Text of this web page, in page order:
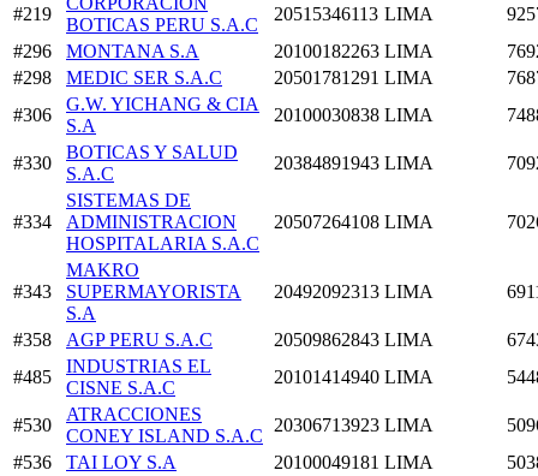
#219
BOTICAS PERU S.A.C
20515346113 LIMA
#296
MONTANA S.A 20100182263 LIMA
#298
MEDIC SER S.A.C 20501781291 LIMA
#306
G.W. YICHANG & CIA
S.A
20100030838 LIMA
#330
BOTICAS Y SALUD
S.A.C
20384891943 LIMA
#334
SISTEMAS DE
ADMINISTRACION
HOSPITALARIA S.A.C
20507264108 LIMA
#343
MAKRO
SUPERMAYORISTA
S.A
20492092313 LIMA
#358 AGP PERU S.A.C 20509862843 LIMA
#485
INDUSTRIAS EL
CISNE S.A.C
20101414940 LIMA
#530
ATRACCIONES
CONEY ISLAND S.A.C
20306713923 LIMA
#536
TAI LOY S.A 20100049181 LIMA